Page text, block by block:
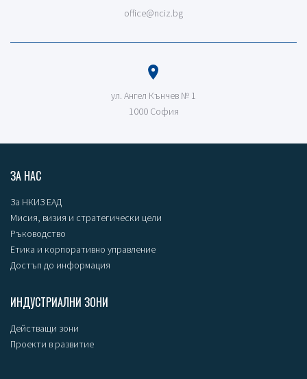
office@nciz.bg
ул. Ангел Кънчев № 1
1000 София
ЗА НАС
За НКИЗ ЕАД
Мисия, визия и стратегически цели
Ръководство
Етика и корпоративно управление
Достъп до информация
ИНДУСТРИАЛНИ ЗОНИ
Действащи зони
Проекти в развитие